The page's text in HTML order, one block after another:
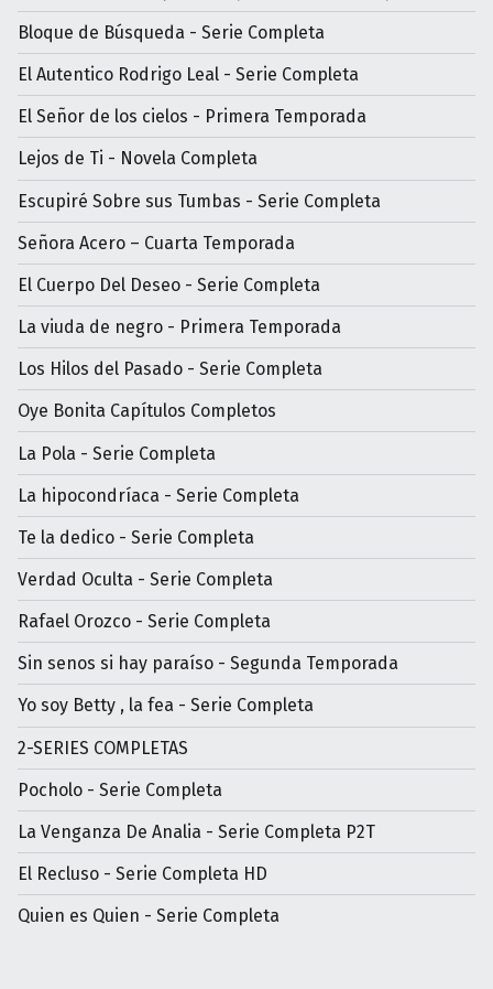
Bloque de Búsqueda - Serie Completa
El Autentico Rodrigo Leal - Serie Completa
El Señor de los cielos - Primera Temporada
Lejos de Ti - Novela Completa
Escupiré Sobre sus Tumbas - Serie Completa
Señora Acero – Cuarta Temporada
El Cuerpo Del Deseo - Serie Completa
La viuda de negro - Primera Temporada
Los Hilos del Pasado - Serie Completa
Oye Bonita Capítulos Completos
La Pola - Serie Completa
La hipocondríaca - Serie Completa
Te la dedico - Serie Completa
Verdad Oculta - Serie Completa
Rafael Orozco - Serie Completa
Sin senos si hay paraíso - Segunda Temporada
Yo soy Betty , la fea - Serie Completa
2-SERIES COMPLETAS
Pocholo - Serie Completa
La Venganza De Analia - Serie Completa P2T
El Recluso - Serie Completa HD
Quien es Quien - Serie Completa